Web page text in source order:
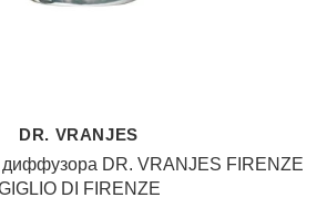
DR. VRANJES
диффузора DR. VRANJES FIRENZE
DI FIRENZE